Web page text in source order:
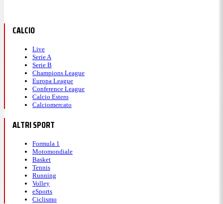
CALCIO
Live
Serie A
Serie B
Champions League
Europa League
Conference League
Calcio Estero
Calciomercato
ALTRI SPORT
Formula 1
Motomondiale
Basket
Tennis
Running
Volley
eSports
Ciclismo